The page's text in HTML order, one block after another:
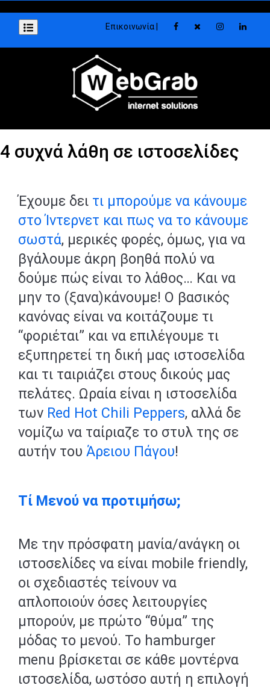
Επικοινωνία |
4 συχνά λάθη σε ιστοσελίδες
Έχουμε δει τι μπορούμε να κάνουμε
στο Ίντερνετ και πως να το κάνουμε
σωστά, μερικές φορές, όμως, για να
βγάλουμε άκρη βοηθά πολύ να
δούμε πώς είναι το λάθος… Και να
μην το (ξανα)κάνουμε! Ο βασικός
κανόνας είναι να κοιτάζουμε τι
“φοριέται” και να επιλέγουμε τι
εξυπηρετεί τη δική μας ιστοσελίδα
και τι ταιριάζει στους δικούς μας
πελάτες. Ωραία είναι η ιστοσελίδα
των Red Hot Chili Peppers, αλλά δε
νομίζω να ταίριαζε το στυλ της σε
αυτήν του Άρειου Πάγου!
Τί Μενού να προτιμήσω;
Με την πρόσφατη μανία/ανάγκη οι
ιστοσελίδες να είναι mobile friendly,
οι σχεδιαστές τείνουν να
απλοποιούν όσες λειτουργίες
μπορούν, με πρώτο “θύμα” της
μόδας το μενού. Το hamburger
menu βρίσκεται σε κάθε μοντέρνα
ιστοσελίδα, ωστόσο αυτή η επιλογή